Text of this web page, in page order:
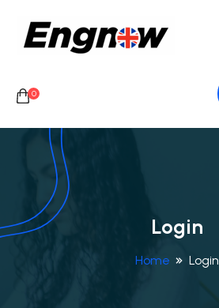
0
Login
Home Login